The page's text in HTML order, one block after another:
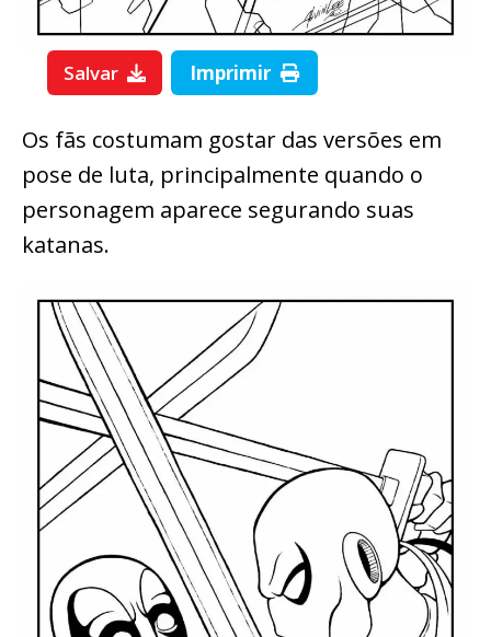
Salvar Imprimir
Os fãs costumam gostar das versões em
pose de luta, principalmente quando o
personagem aparece segurando suas
katanas.